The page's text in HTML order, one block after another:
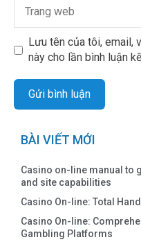
Lưu tên của tôi, email,
này cho lần bình luận
BÀI VIẾT MỚI
Casino on-line manual to
and site capabilities
Casino On-line: Total
Casino On-line:
Gambling Platforms